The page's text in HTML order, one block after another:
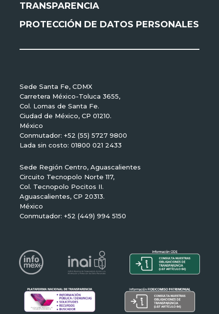
TRANSPARENCIA
PROTECCIÓN DE DATOS PERSONALES
Sede Santa Fe, CDMX
Carretera México-Toluca 3655,
Col. Lomas de Santa Fe.
Ciudad de México, CP 01210.
México
Conmutador: +52 (55) 5727 9800
Lada sin costo: 01800 021 2433
Sede Región Centro, Aguascalientes
Circuito Tecnopolo Norte 117,
Col. Tecnopolo Pocitos II.
Aguascalientes, CP 20313.
México
Conmutador: +52 (449) 994 5150